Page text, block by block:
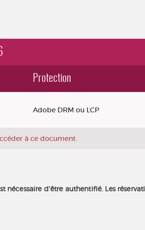
Protection
Adobe DRM ou LCP
à ce document.
nécessaire d'être authentifié. Les